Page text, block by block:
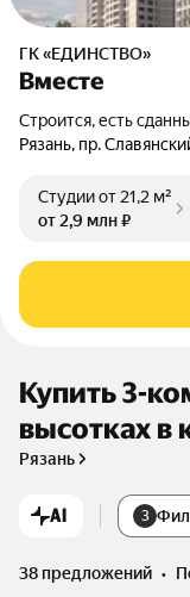
ГК «ЕДИНСТВО»
Вместе
Строится, есть
Рязань, пр.
Студииот 21,2 м²
от 2,9 млн ₽
Купить 3-
высотках в
Рязань
AI 3
38 предложений •